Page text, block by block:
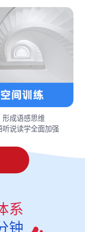
形成语感思维
听说读学全面加强
系
钟